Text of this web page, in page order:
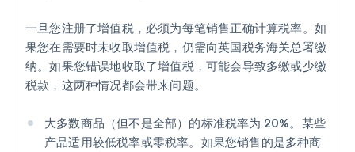
一旦您注册了增值税，必须为每笔销售正确计算税率。如
果您在需要时未收取增值税，仍需向英国税务海关总署缴
纳。如果您错误地收取了增值税，可能会导致多缴或少缴
税款，这两种情况都会带来问题。
大多数商品（但不是全部）的标准税率为 20%。某些
产品适用较低税率或零税率。如果您销售的是多种商